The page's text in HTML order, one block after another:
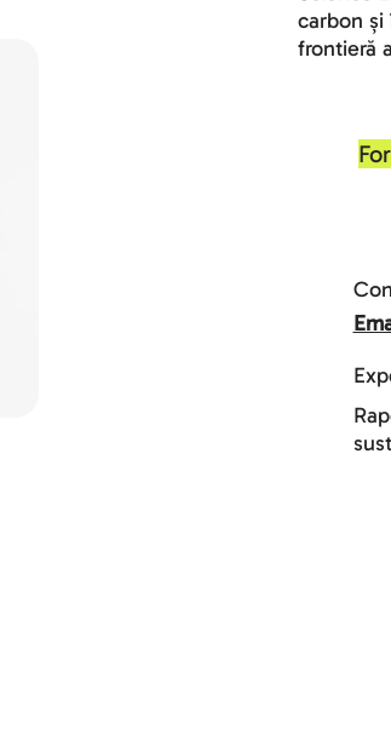
carbon
frontieră